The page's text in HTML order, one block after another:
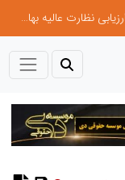
درخشش شرکت توزیع نیروی برق استان تهران در ارزیابی نظارت عالیه بهام توانیر